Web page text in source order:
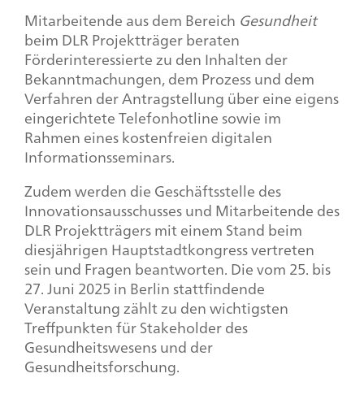
Mitarbeitende aus dem Bereich Gesundheit
beim DLR Projektträger beraten
Förderinteressierte zu den Inhalten der
Bekanntmachungen, dem Prozess und dem
Verfahren der Antragstellung über eine eigens
eingerichtete Telefonhotline sowie im
Rahmen eines kostenfreien digitalen
Informationsseminars.
Zudem werden die Geschäftsstelle des
Innovationsausschusses und Mitarbeitende des
DLR Projektträgers mit einem Stand beim
diesjährigen Hauptstadtkongress vertreten
sein und Fragen beantworten. Die vom 25. bis
27. Juni 2025 in Berlin stattfindende
Veranstaltung zählt zu den wichtigsten
Treffpunkten für Stakeholder des
Gesundheitswesens und der
Gesundheitsforschung.